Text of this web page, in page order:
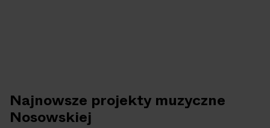
Najnowsze projekty muzyczne
Nosowskiej